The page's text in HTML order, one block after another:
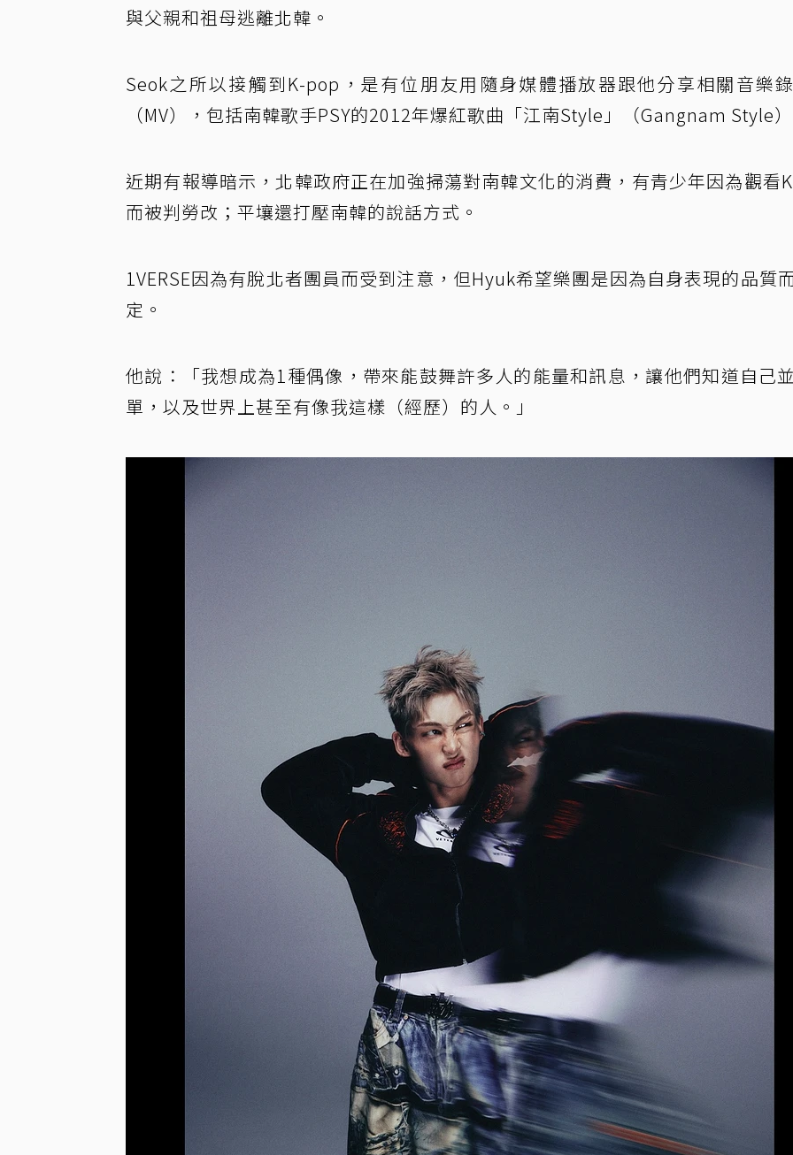
與父親和祖母逃離北韓。
Seok之所以接觸到K-pop，是有位朋友用隨身媒體播放器跟他分享相關音樂
（MV），包括南韓歌手PSY的2012年爆紅歌曲「江南Style」（Gangnam Style）
近期有報導暗示，北韓政府正在加強掃蕩對南韓文化的消費，有青少年因為觀看
而被判勞改；平壤還打壓南韓的說話方式。
1VERSE因為有脫北者團員而受到注意，但Hyuk希望樂團是因為自身表現的品質
定。
他說：「我想成為1種偶像，帶來能鼓舞許多人的能量和訊息，讓他們知道自己
單，以及世界上甚至有像我這樣（經歷）的人。」